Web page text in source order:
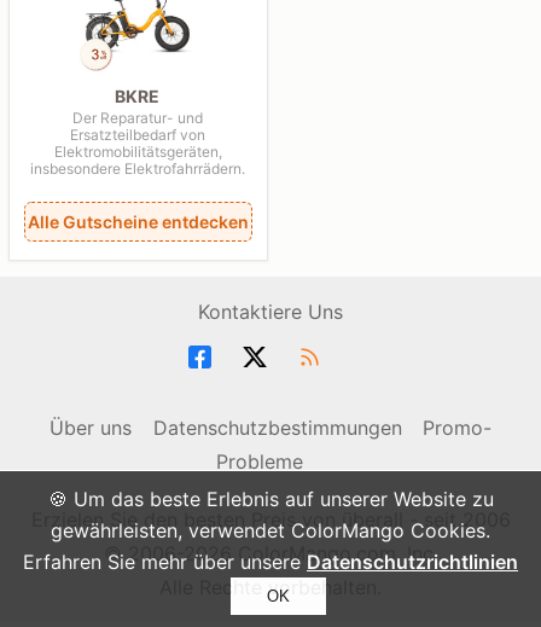
🍪 Um das beste Erlebnis auf unserer Website zu
gewährleisten, verwendet ColorMango Cookies.
Erfahren Sie mehr über unsere Datenschutzrichtlinien
OK
BKRE
Der Reparatur- und
Ersatzteilbedarf von
Elektromobilitätsgeräten,
insbesondere Elektrofahrrädern.
Alle Gutscheine entdecken
Kontaktiere Uns
Über uns Datenschutzbestimmungen
Promo-
Probleme
Erzielen Sie den besten Preis von überall - seit 2006
© 2006-2026 ColorMango.com, Inc.
Alle Rechte vorbehalten.